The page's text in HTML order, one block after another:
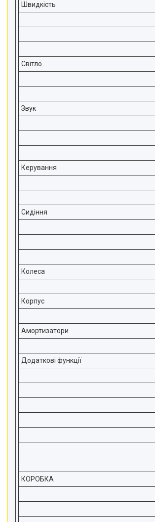
Швидкість
Світло
Звук
Керування
Сидіння
Колеса
Корпус
Амортизатори
Додаткові функції
КОРОБКА